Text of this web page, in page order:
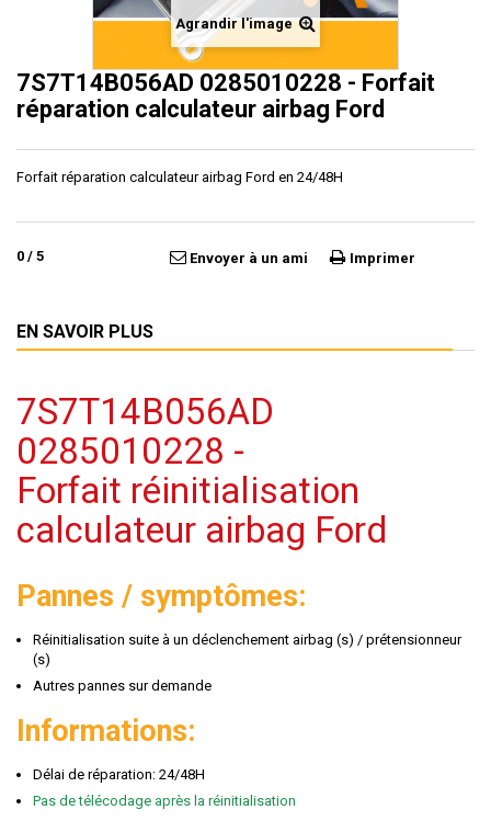
Agrandir l'image
7S7T14B056AD 0285010228 - Forfait
réparation calculateur airbag Ford
Forfait réparation calculateur airbag Ford en 24/48H
0 / 5 Envoyer à un ami Imprimer
EN SAVOIR PLUS
7S7T14B056AD
0285010228 -
Forfait réinitialisation
calculateur airbag Ford
Pannes / symptômes:
Réinitialisation suite à un déclenchement airbag (s) / prétensionneur
(s)
Autres pannes sur demande
Informations:
Délai de réparation: 24/48H
Pas de télécodage après la réinitialisation